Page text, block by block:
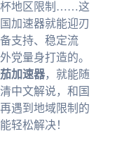
杯地区限制……这
加速器就能迎刃
支持、稳定流
党量身打造的。
加速器，就能随
中文解说，和国
遇到地域限制的
轻松解决！